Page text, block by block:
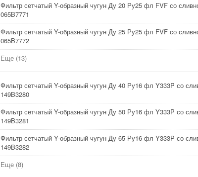
Фильтр сетчатый Y-образный чугун Ду 20 Ру25 фл FVF со
065B7771
Фильтр сетчатый Y-образный чугун Ду 25 Ру25 фл FVF со
065B7772
Еще (13)
Фильтр сетчатый Y-образный чугун Ду 40 Ру16 фл Y333P со
149B3280
Фильтр сетчатый Y-образный чугун Ду 50 Ру16 фл Y333P со
149B3281
Фильтр сетчатый Y-образный чугун Ду 65 Ру16 фл Y333P со
149B3282
Еще (8)